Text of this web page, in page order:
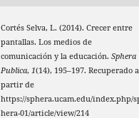
Cortés Selva, L. (2014). Crecer entre
pantallas. Los medios de
comunicación y la educación.Sphera
Publica,1(14), 195–197. Recuperado a
partir de
https://sphera.ucam.edu/index.php/
hera-01/article/view/214